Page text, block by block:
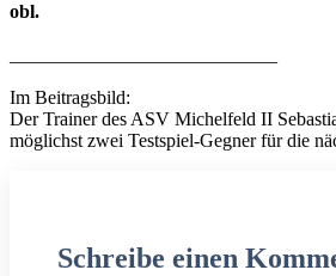
obl.
Im Beitragsbild:
Der Trainer des ASV Michelfeld II
möglichst zwei Testspiel-Gegner für die
Schreibe einen